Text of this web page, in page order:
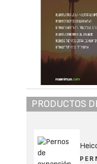
PRODUCTOS